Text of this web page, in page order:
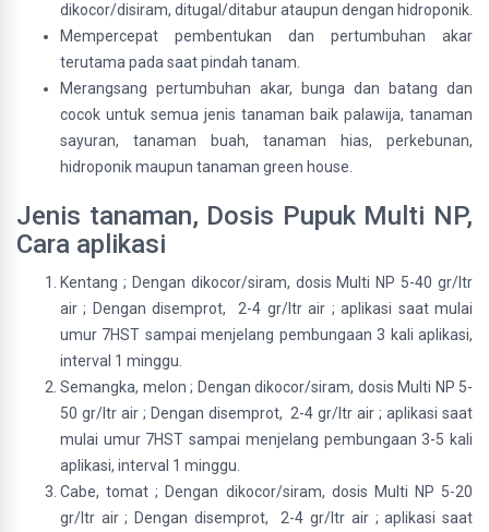
dikocor/disiram, ditugal/ditabur ataupun dengan hidroponik.
Mempercepat pembentukan dan pertumbuhan akar
terutama pada saat pindah tanam.
Merangsang pertumbuhan akar, bunga dan batang dan
cocok untuk semua jenis tanaman baik palawija, tanaman
sayuran, tanaman buah, tanaman hias, perkebunan,
hidroponik maupun tanaman green house.
Jenis tanaman, Dosis Pupuk Multi NP,
Cara aplikasi
Kentang ; Dengan dikocor/siram, dosis Multi NP 5-40 gr/ltr
air ; Dengan disemprot, 2-4 gr/ltr air ; aplikasi saat mulai
umur 7HST sampai menjelang pembungaan 3 kali aplikasi,
interval 1 minggu.
Semangka, melon ; Dengan dikocor/siram, dosis Multi NP 5-
50 gr/ltr air ; Dengan disemprot, 2-4 gr/ltr air ; aplikasi saat
mulai umur 7HST sampai menjelang pembungaan 3-5 kali
aplikasi, interval 1 minggu.
Cabe, tomat ; Dengan dikocor/siram, dosis Multi NP 5-20
gr/ltr air ; Dengan disemprot, 2-4 gr/ltr air ; aplikasi saat